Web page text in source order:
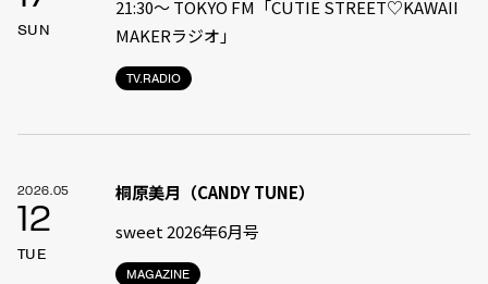
SUN
TV.RADIO
21:30〜 TOKYO FM「CUTIE STREET♡KAWAII
MAKERラジオ」
2026.05
12
TUE
MAGAZINE
桐原美月（CANDY TUNE）
sweet 2026年6月号